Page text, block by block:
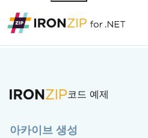
코드 예제
아카이브 생성